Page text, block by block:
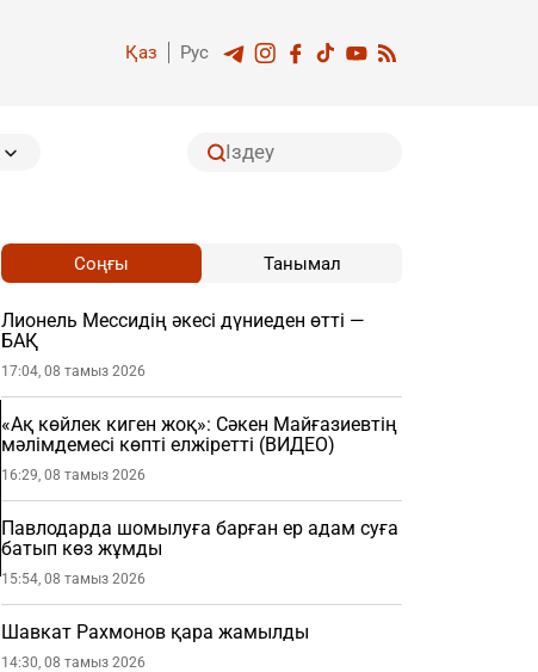
Қаз Рус
Соңғы Танымал
Лионель Мессидің әкесі дүниеден өтті —
БАҚ
17:04, 08 тамыз 2026
«Ақ көйлек киген жоқ»: Сәкен Майғазиевтің
мәлімдемесі көпті елжіретті (ВИДЕО)
16:29, 08 тамыз 2026
Павлодарда шомылуға барған ер адам суға
батып көз жұмды
15:54, 08 тамыз 2026
Шавкат Рахмонов қара жамылды
14:30, 08 тамыз 2026